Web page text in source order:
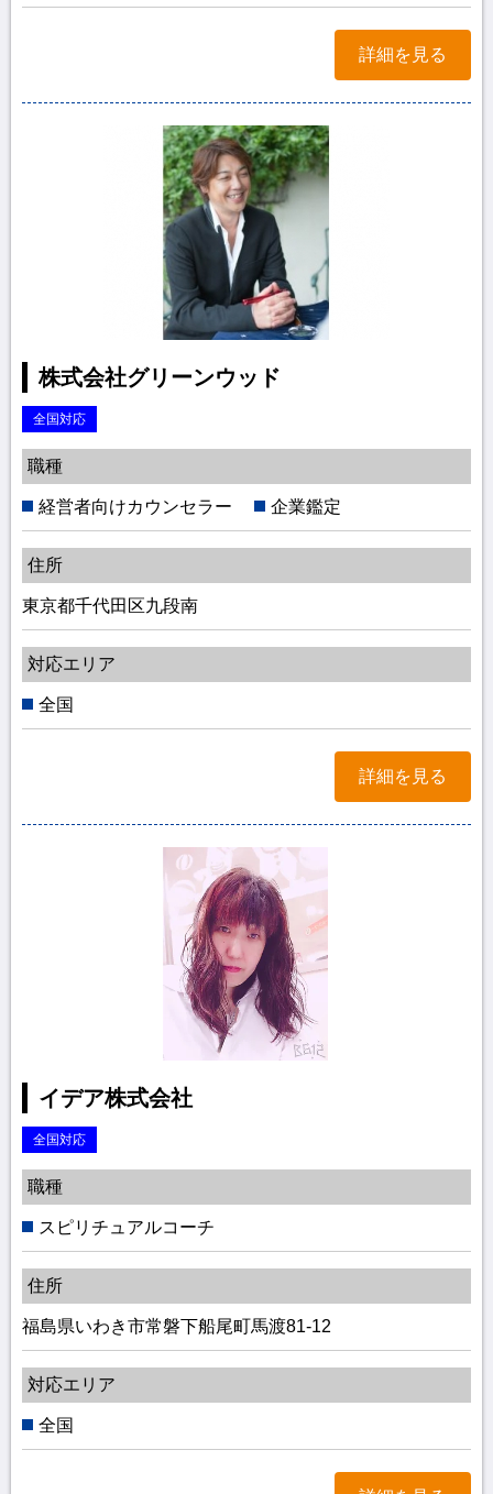
詳細を見る
株式会社グリーンウッド
全国対応
職種
経営者向けカウンセラー 企業鑑定
住所
東京都千代田区九段南
対応エリア
全国
詳細を見る
イデア株式会社
全国対応
職種
スピリチュアルコーチ
住所
福島県いわき市常磐下船尾町馬渡81-12
対応エリア
全国